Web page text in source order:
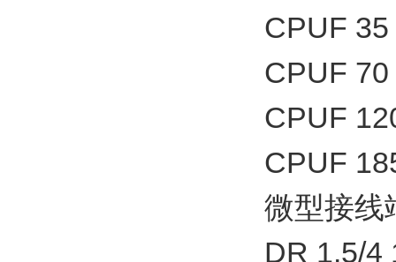
CPUF
CPUF
CPUF
CPUF
微型接线
DR 1.5/4